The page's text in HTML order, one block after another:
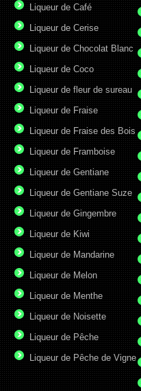
Liqueur de Café
Liqueur de Cerise
Liqueur de Chocolat Blanc
Liqueur de Coco
Liqueur de fleur de sureau
Liqueur de Fraise
Liqueur de Fraise des Bois
Liqueur de Framboise
Liqueur de Gentiane
Liqueur de Gentiane Suze
Liqueur de Gingembre
Liqueur de Kiwi
Liqueur de Mandarine
Liqueur de Melon
Liqueur de Menthe
Liqueur de Noisette
Liqueur de Pêche
Liqueur de Pêche de Vigne